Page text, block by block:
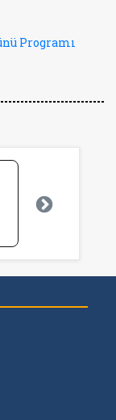
Programı